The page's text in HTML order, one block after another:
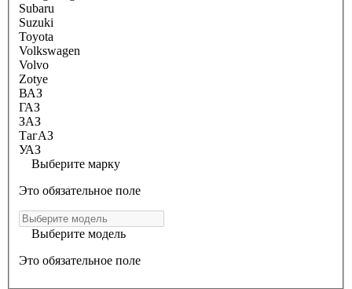
Subaru
Suzuki
Toyota
Volkswagen
Volvo
Zotye
ВАЗ
ГАЗ
ЗАЗ
ТагАЗ
УАЗ
Выберите марку
Это обязательное поле
Выберите модель
Это обязательное поле